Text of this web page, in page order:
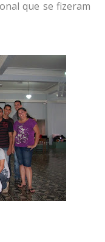
que se fizeram